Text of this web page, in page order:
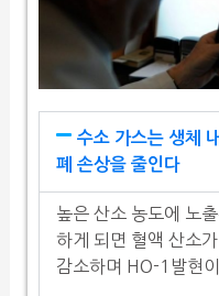
수소 가스는 생체
폐 손상을 줄인다
높은 산소 농도에 노
하게 되면 혈액 산소
감소하며 HO-1발현